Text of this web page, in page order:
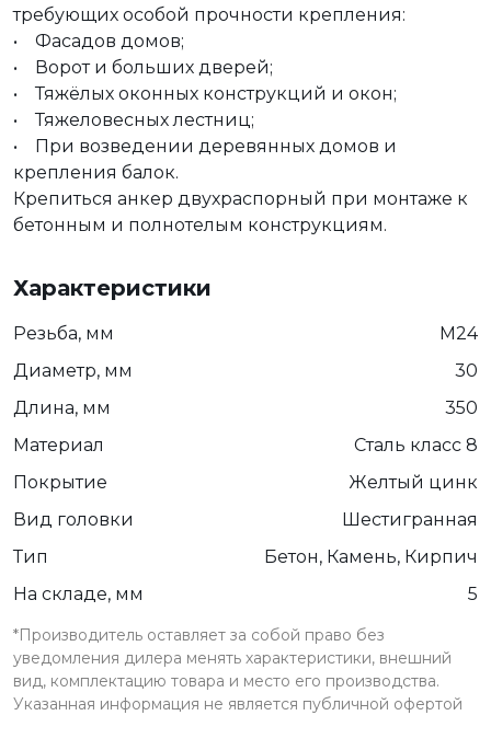
требующих особой прочности крепления:
• Фасадов домов;
• Ворот и больших дверей;
• Тяжёлых оконных конструкций и окон;
• Тяжеловесных лестниц;
• При возведении деревянных домов и
крепления балок.
Крепиться анкер двухраспорный при монтаже к
бетонным и полнотелым конструкциям.
Характеристики
Резьба, мм
М24
Диаметр, мм
30
Длина, мм
350
Материал
Сталь класс 8
Покрытие
Желтый цинк
Вид головки
Шестигранная
Тип
Бетон, Камень, Кирпич
На складе, мм
5
*Производитель оставляет за собой право без
уведомления дилера менять характеристики, внешний
вид, комплектацию товара и место его производства.
Указанная информация не является публичной офертой